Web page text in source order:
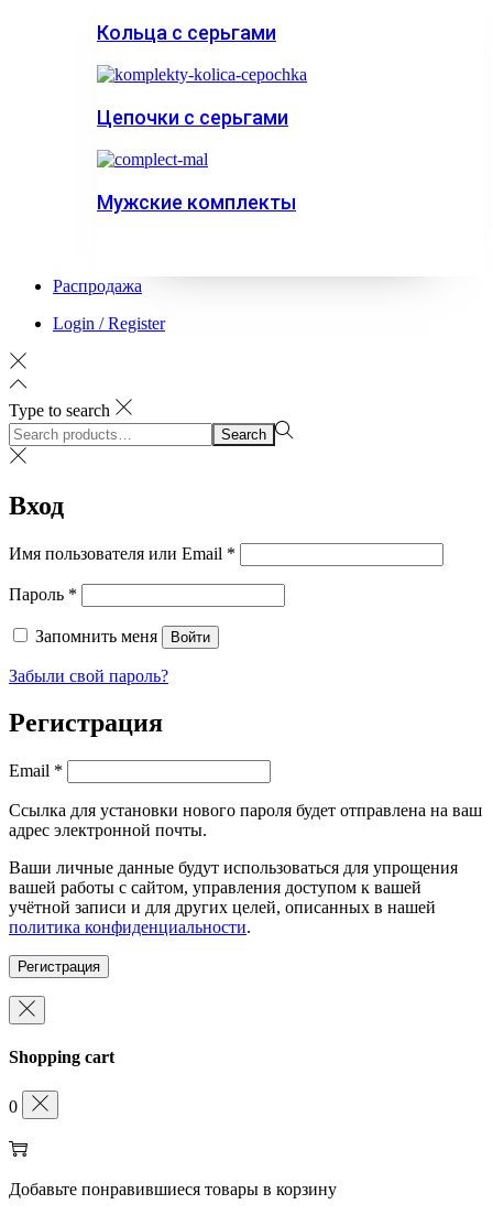
Кольца с серьгами
Цепочки с серьгами
Мужские комплекты
Распродажа
Login / Register
Type to search
Search
for:>
Search
Вход
Имя пользователя или Email *
Пароль *
Запомнить меня Войти
Забыли свой пароль?
Регистрация
Email *
Ссылка для установки нового пароля будет отправлена ​​на ваш
адрес электронной почты.
Ваши личные данные будут использоваться для упрощения
вашей работы с сайтом, управления доступом к вашей
учётной записи и для других целей, описанных в нашей
политика конфиденциальности.
Регистрация
Shopping cart
0
Добавьте понравившиеся товары в корзину